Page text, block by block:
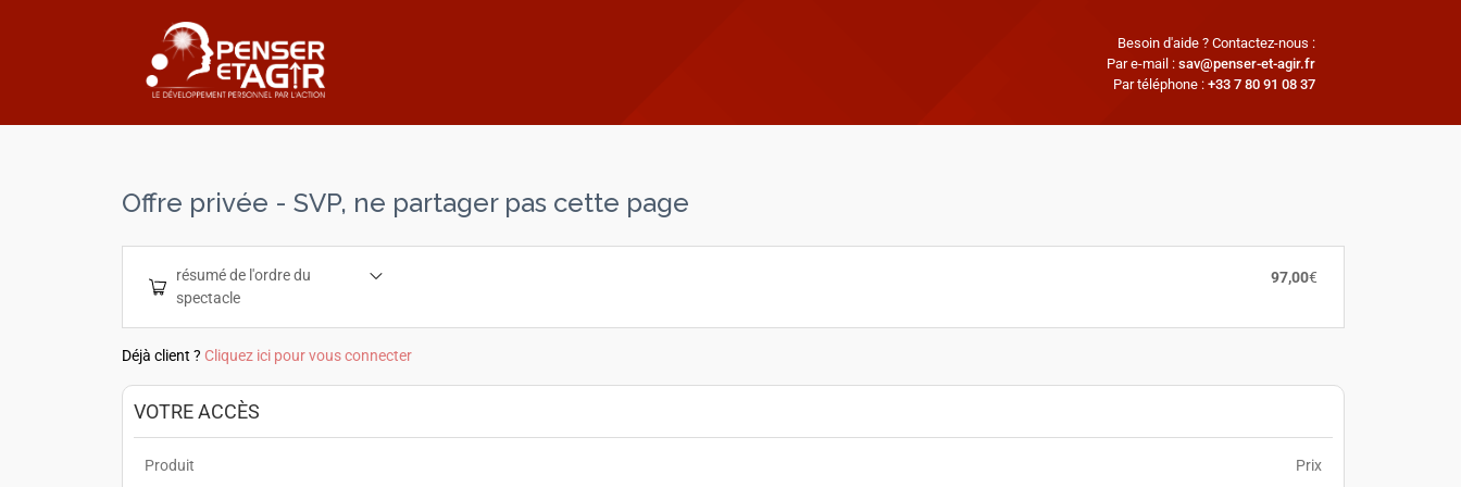
Besoin d'aide ? Contactez-nous :
Par e-mail : sav@penser-et-agir.fr
Par téléphone : +33 7 80 91 08 37
Offre privée - SVP, ne partager pas cette page
résumé de l'ordre du
spectacle
97,00€
Déjà client ? Cliquez ici pour vous connecter
VOTRE ACCÈS
Produit Prix